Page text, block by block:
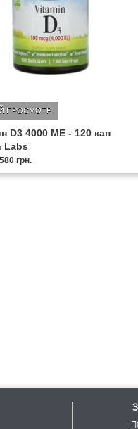
D3 4000 МЕ - 120 кап
Labs
ПРОСМОТР
580 грн.